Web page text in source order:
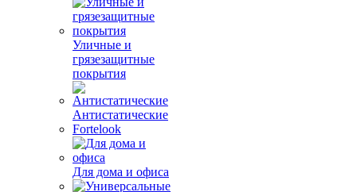
Уличные и
грязезащитные
покрытия
Антистатические
Fortelook
Для дома и офиса